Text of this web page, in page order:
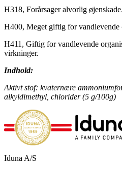
H318, Forårsager alvorlig øjenskade.
H400, Meget giftig for vandlevende
H411, Giftig for vandlevende
virkninger.
Indhold:
Aktivt stof: kvaternære
alkyldimethyl, chlorider (5 g/100g)
Iduna A/S